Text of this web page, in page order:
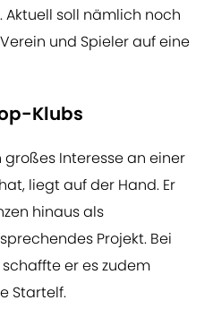
soll nämlich noch
und Spieler auf eine
Klubs
Interesse an einer
liegt auf der Hand. Er
hinaus als
Projekt. Bei
er es zudem
Startelf.